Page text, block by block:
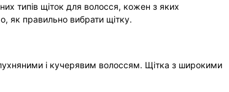
типів щіток для волосся, кожен з яких
як правильно вибрати щітку.
і кучерявим волоссям. Щітка з широкими